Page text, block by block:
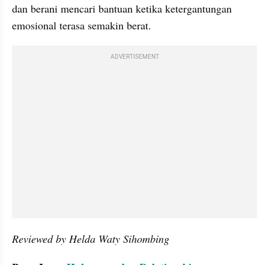
dan berani mencari bantuan ketika ketergantungan
emosional terasa semakin berat.
ADVERTISEMENT
Reviewed by Helda Waty Sihombing